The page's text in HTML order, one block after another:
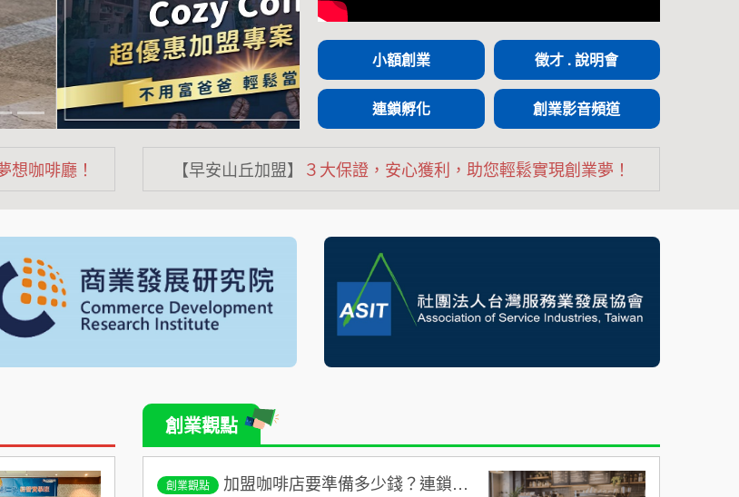
小額創業 徵才 . 說明會
連鎖孵化 創業影音頻道
想咖啡廳！ 【早安山丘加盟】 ３大保證，安心獲利，助您輕鬆實現創業夢！
創業觀點
創業觀點 加盟咖啡店要準備多少錢？連鎖加盟資金與隱藏成本算給你看